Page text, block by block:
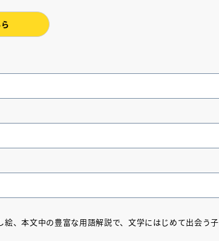
、本文中の豊富な用語解説で、文学にはじめて出会う子